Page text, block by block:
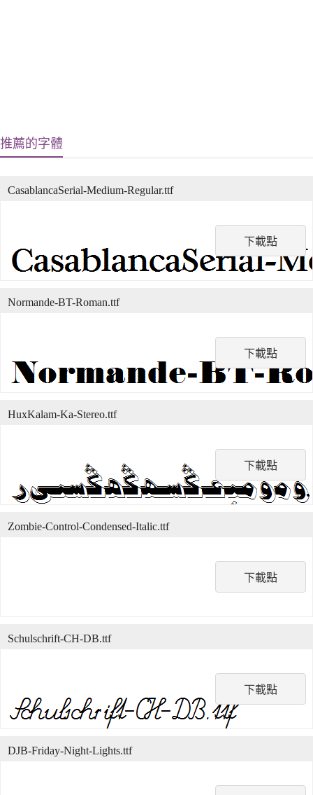
推薦的字體
下載點
CasablancaSerial-Medium-Regular.ttf
下載點
Normande-BT-Roman.ttf
下載點
HuxKalam-Ka-Stereo.ttf
下載點
Zombie-Control-Condensed-Italic.ttf
下載點
Schulschrift-CH-DB.ttf
DJB-Friday-Night-Lights.ttf